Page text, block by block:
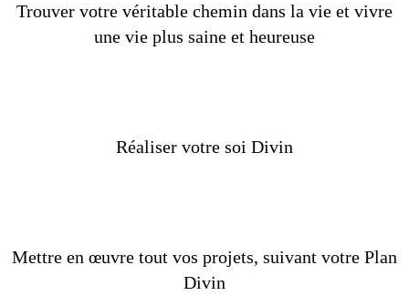
Trouver votre véritable chemin dans la vie et vivre
une vie plus saine et heureuse
Réaliser votre soi Divin
Mettre en œuvre tout vos projets, suivant votre Plan
Divin